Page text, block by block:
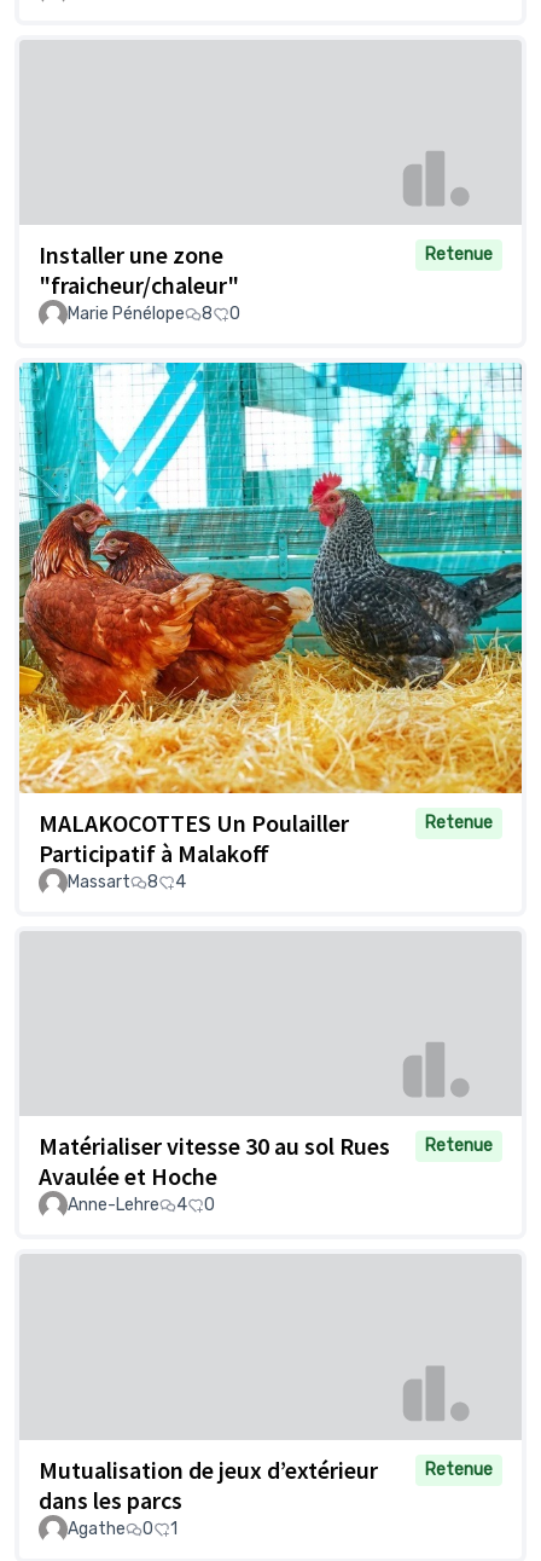
Installer une zone
"fraicheur/chaleur"
Retenue
Marie Pénélope 8 0
MALAKOCOTTES Un Poulailler
Participatif à Malakoff
Retenue
Massart 8 4
Matérialiser vitesse 30 au sol Rues
Avaulée et Hoche
Retenue
Anne-Lehre 4 0
Mutualisation de jeux d’extérieur
dans les parcs
Retenue
Agathe 0 1